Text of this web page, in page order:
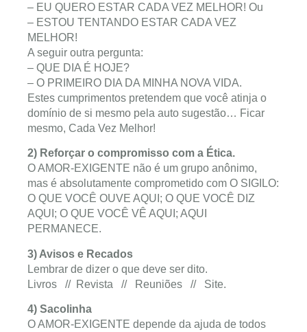
– EU QUERO ESTAR CADA VEZ MELHOR! Ou
– ESTOU TENTANDO ESTAR CADA VEZ
MELHOR!
A seguir outra pergunta:
– QUE DIA É HOJE?
– O PRIMEIRO DIA DA MINHA NOVA VIDA.
Estes cumprimentos pretendem que você atinja o
domínio de si mesmo pela auto sugestão… Ficar
mesmo, Cada Vez Melhor!
2) Reforçar o compromisso com a Ética.
O AMOR-EXIGENTE não é um grupo anônimo,
mas é absolutamente comprometido com O SIGILO:
O QUE VOCÊ OUVE AQUI; O QUE VOCÊ DIZ
AQUI; O QUE VOCÊ VÊ AQUI; AQUI
PERMANECE.
3) Avisos e Recados
Lembrar de dizer o que deve ser dito.
Livros // Revista // Reuniões // Site.
4) Sacolinha
O AMOR-EXIGENTE depende da ajuda de todos